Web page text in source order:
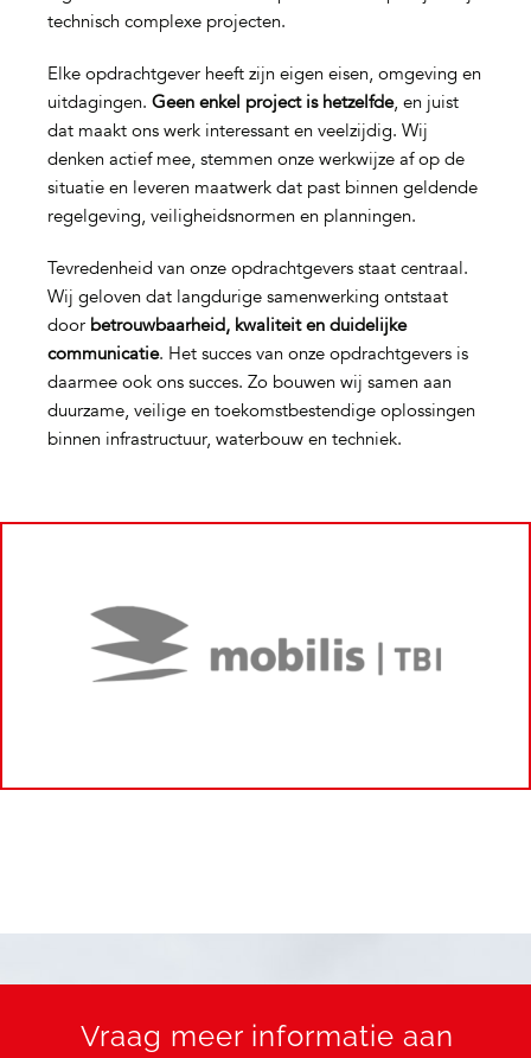
technisch complexe projecten.
Elke opdrachtgever heeft zijn eigen eisen, omgeving en
uitdagingen. Geen enkel project is hetzelfde, en juist
dat maakt ons werk interessant en veelzijdig. Wij
denken actief mee, stemmen onze werkwijze af op de
situatie en leveren maatwerk dat past binnen geldende
regelgeving, veiligheidsnormen en planningen.
Tevredenheid van onze opdrachtgevers staat centraal.
Wij geloven dat langdurige samenwerking ontstaat
door betrouwbaarheid, kwaliteit en duidelijke
communicatie. Het succes van onze opdrachtgevers is
daarmee ook ons succes. Zo bouwen wij samen aan
duurzame, veilige en toekomstbestendige oplossingen
binnen infrastructuur, waterbouw en techniek.
Vraag meer informatie aan